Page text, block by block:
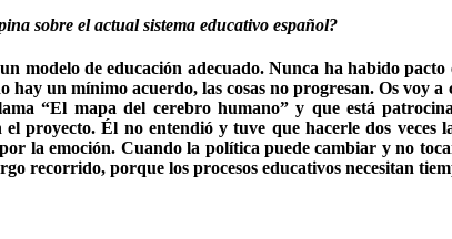
sobre el actual sistema educativo español?
modelo de educación adecuado. Nunca ha habido
un mínimo acuerdo, las cosas no progresan. Os voy
“El mapa del cerebro humano” y que está
proyecto. Él no entendió y tuve que hacerle dos veces
la emoción. Cuando la política puede cambiar y no
recorrido, porque los procesos educativos necesitan